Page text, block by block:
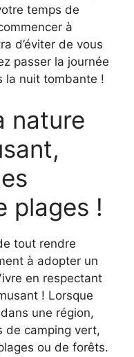
temps de
à
d’éviter de vous
passer la journée
la nuit tombante !
nature
plages !
tout rendre
à adopter un
en respectant
! Lorsque
une région,
de camping vert,
ou de forêts.